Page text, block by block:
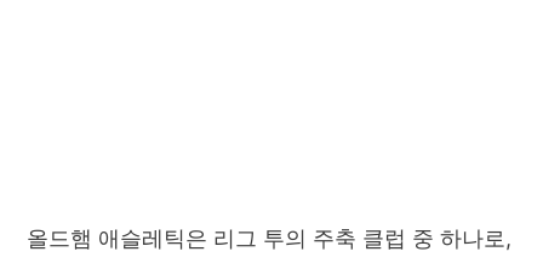
올드햄 애슬레틱은 리그 투의 주축 클럽 중 하나로,